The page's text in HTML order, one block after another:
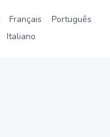
Français
Português
Italiano